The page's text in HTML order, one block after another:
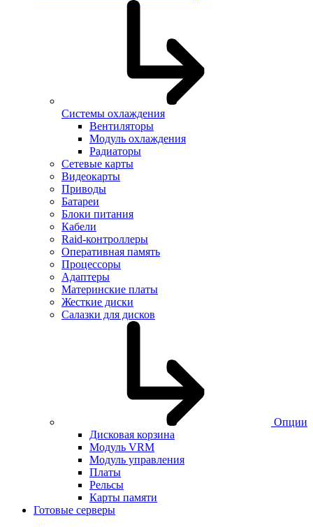
Системы охлаждения
Вентиляторы
Модуль охлаждения
Радиаторы
Сетевые карты
Видеокарты
Приводы
Батареи
Блоки питания
Кабели
Raid-контроллеры
Оперативная память
Процессоры
Адаптеры
Материнские платы
Жесткие диски
Салазки для дисков
Опции
Дисковая корзина
Модуль VRM
Модуль управления
Платы
Рельсы
Карты памяти
Готовые серверы